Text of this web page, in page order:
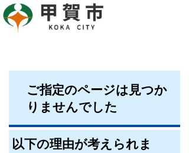
ご指定のページは見つか
りませんでした
以下の理由が考えられま